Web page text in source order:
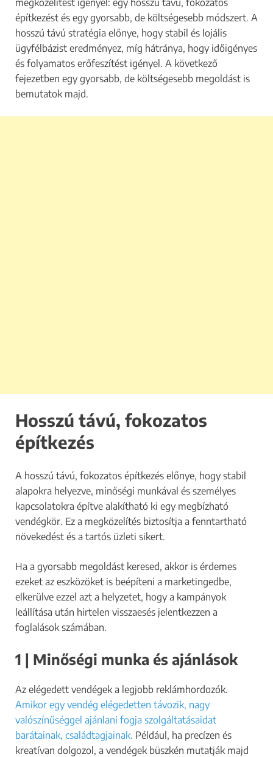
építkezést és egy gyorsabb, de költségesebb módszert. A
hosszú távú stratégia előnye, hogy stabil és lojális
ügyfélbázist eredményez, míg hátránya, hogy időigényes
és folyamatos erőfeszítést igényel. A következő
fejezetben egy gyorsabb, de költségesebb megoldást is
bemutatok majd.​
Hosszú távú, fokozatos
építkezés
A hosszú távú, fokozatos építkezés előnye, hogy stabil
alapokra helyezve, minőségi munkával és személyes
kapcsolatokra építve alakítható ki egy megbízható
vendégkör. Ez a megközelítés biztosítja a fenntartható
növekedést és a tartós üzleti sikert.
Ha a gyorsabb megoldást keresed, akkor is érdemes
ezeket az eszközöket is beépíteni a marketingedbe,
elkerülve ezzel azt a helyzetet, hogy a kampányok
leállítása után hirtelen visszaesés jelentkezzen a
foglalások számában.
1 | Minőségi munka és ajánlások
Az elégedett vendégek a legjobb reklámhordozók.
Amikor egy vendég elégedetten távozik, nagy
valószínűséggel ajánlani fogja szolgáltatásaidat
barátainak, családtagjainak. Például, ha precízen és
kreatívan dolgozol, a vendégek büszkén mutatják majd